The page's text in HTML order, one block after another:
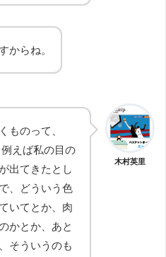
からね。
木村英里
ものって、
例えば私の目の
出てきたとし
、どういう色
いてとか、肉
かとか、あと
そういうのも